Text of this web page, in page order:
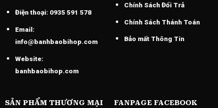
Điện thoại:0935 591 578
Email:
info@banhbaobihop.com
Website:
banhbaobihop.com
Chính Sách Đổi Trả
Chính Sách Thánh Toán
Bảo mất Thông Tin
SẢN PHẨM THƯƠNG MẠI FANPAGE FACEBOOK